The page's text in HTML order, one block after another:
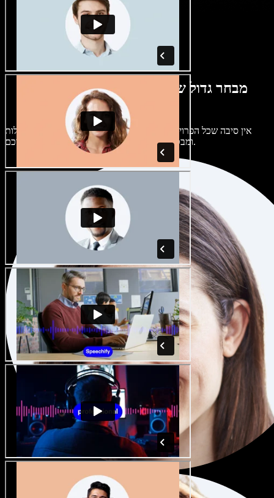
מבחר גדול של קולות נשים וגברים במגוון
מבטאים
אין סיבה שכל הפרויקטים יישמעו אותו דבר. בחרו מתוך מאות קולות
ומבטאים של בינה מלאכותית והתאימו אותם אליכם.